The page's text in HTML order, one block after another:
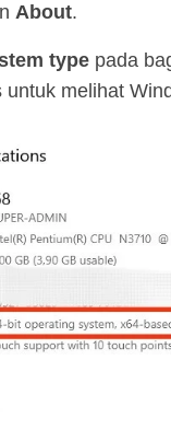
About.
type pada
untuk melihat